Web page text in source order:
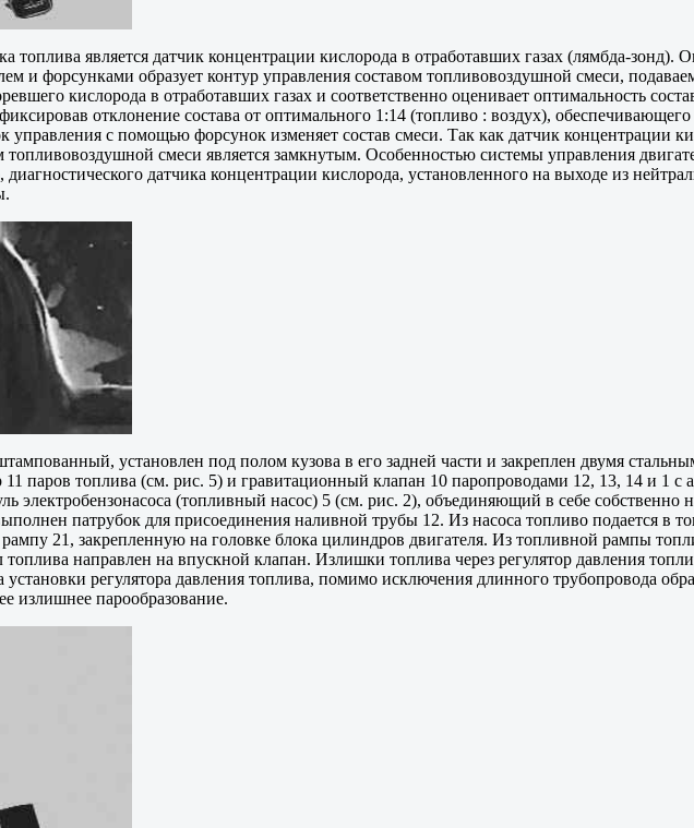
является датчик концентрации кислорода в отработавших газах (лямбда-зонд).
и форсунками образует контур управления составом топливовоздушной смеси,
кислорода в отработавших газах и соответственно оценивает оптимальность
отклонение состава от оптимального 1:14 (топливо : воздух),
управления с помощью форсунок изменяет состав смеси. Так как датчик концентрации
топливовоздушной смеси является замкнутым. Особенностью системы управления
датчика концентрации кислорода, установленного на выходе из
установлен под полом кузова в его задней части и закреплен двумя
11 паров топлива (см. рис. 5) и гравитационный клапан 10 паропроводами 12, 13, 14 и 1 с
электробензонасоса (топливный насос) 5 (см. рис. 2), объединяющий в себе собственно
патрубок для присоединения наливной трубы 12. Из насоса топливо подается в
21, закрепленную на головке блока цилиндров двигателя. Из топливной рампы
направлен на впускной клапан. Излишки топлива через регулятор давления
регулятора давления топлива, помимо исключения длинного трубопровода
излишнее парообразование.